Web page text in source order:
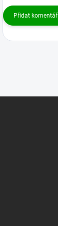
Přidat komentář